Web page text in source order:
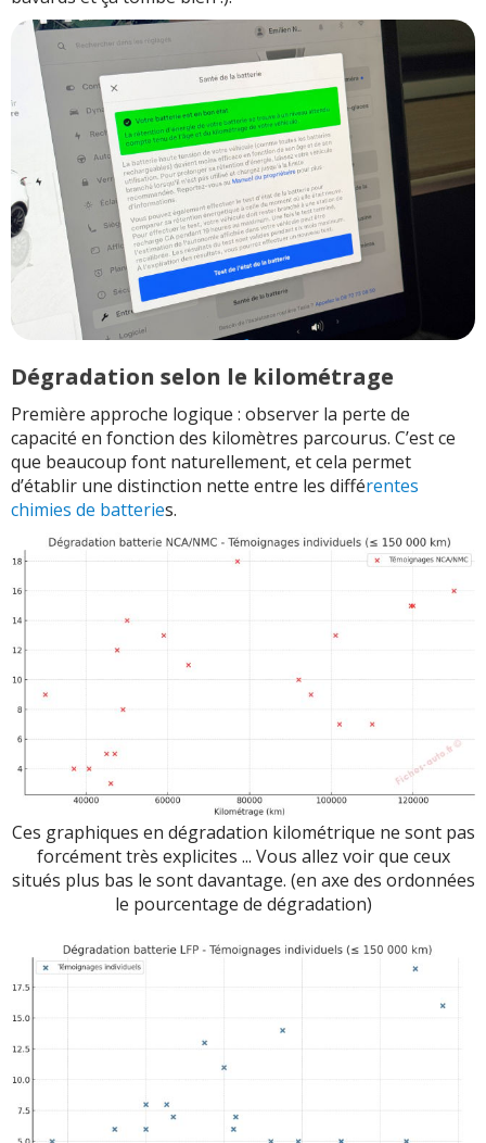
Dégradation selon le kilométrage
Première approche logique : observer la perte de
capacité en fonction des kilomètres parcourus. C’est ce
que beaucoup font naturellement, et cela permet
d’établir une distinction nette entre les différentes
chimies de batteries.
Ces graphiques en dégradation kilométrique ne sont pas
forcément très explicites ... Vous allez voir que ceux
situés plus bas le sont davantage. (en axe des ordonnées
le pourcentage de dégradation)